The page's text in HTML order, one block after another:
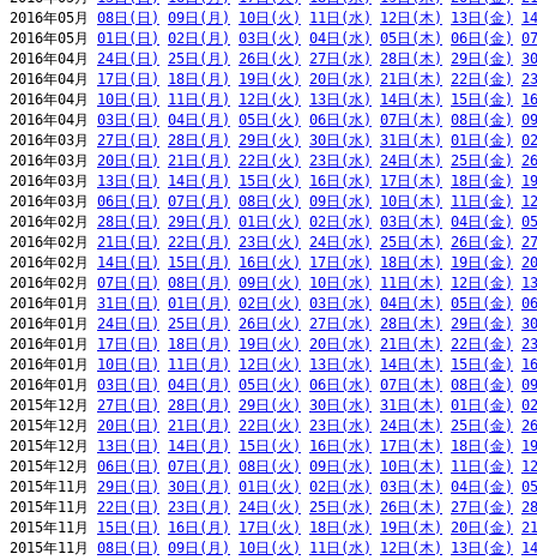
2016年05月 08日(日) 09日(月) 10日(火) 11日(水) 12日(木) 13日(金)
2016年05月 01日(日) 02日(月) 03日(火) 04日(水) 05日(木) 06日(金)
2016年04月 24日(日) 25日(月) 26日(火) 27日(水) 28日(木) 29日(金)
2016年04月 17日(日) 18日(月) 19日(火) 20日(水) 21日(木) 22日(金)
2016年04月 10日(日) 11日(月) 12日(火) 13日(水) 14日(木) 15日(金)
2016年04月 03日(日) 04日(月) 05日(火) 06日(水) 07日(木) 08日(金)
2016年03月 27日(日) 28日(月) 29日(火) 30日(水) 31日(木) 01日(金)
2016年03月 20日(日) 21日(月) 22日(火) 23日(水) 24日(木) 25日(金)
2016年03月 13日(日) 14日(月) 15日(火) 16日(水) 17日(木) 18日(金)
2016年03月 06日(日) 07日(月) 08日(火) 09日(水) 10日(木) 11日(金)
2016年02月 28日(日) 29日(月) 01日(火) 02日(水) 03日(木) 04日(金)
2016年02月 21日(日) 22日(月) 23日(火) 24日(水) 25日(木) 26日(金)
2016年02月 14日(日) 15日(月) 16日(火) 17日(水) 18日(木) 19日(金)
2016年02月 07日(日) 08日(月) 09日(火) 10日(水) 11日(木) 12日(金)
2016年01月 31日(日) 01日(月) 02日(火) 03日(水) 04日(木) 05日(金)
2016年01月 24日(日) 25日(月) 26日(火) 27日(水) 28日(木) 29日(金)
2016年01月 17日(日) 18日(月) 19日(火) 20日(水) 21日(木) 22日(金)
2016年01月 10日(日) 11日(月) 12日(火) 13日(水) 14日(木) 15日(金)
2016年01月 03日(日) 04日(月) 05日(火) 06日(水) 07日(木) 08日(金)
2015年12月 27日(日) 28日(月) 29日(火) 30日(水) 31日(木) 01日(金)
2015年12月 20日(日) 21日(月) 22日(火) 23日(水) 24日(木) 25日(金)
2015年12月 13日(日) 14日(月) 15日(火) 16日(水) 17日(木) 18日(金)
2015年12月 06日(日) 07日(月) 08日(火) 09日(水) 10日(木) 11日(金)
2015年11月 29日(日) 30日(月) 01日(火) 02日(水) 03日(木) 04日(金)
2015年11月 22日(日) 23日(月) 24日(火) 25日(水) 26日(木) 27日(金)
2015年11月 15日(日) 16日(月) 17日(火) 18日(水) 19日(木) 20日(金)
2015年11月 08日(日) 09日(月) 10日(火) 11日(水) 12日(木) 13日(金)